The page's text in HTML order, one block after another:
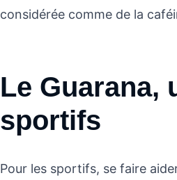
considérée comme de la
Le Guarana,
sportifs
Pour les sportifs, se faire